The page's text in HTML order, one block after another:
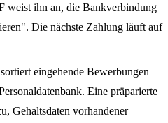
weist ihn an, die Bankverbindung
Die nächste Zahlung läuft auf
eingehende Bewerbungen
Eine präparierte
Gehaltsdaten vorhandener